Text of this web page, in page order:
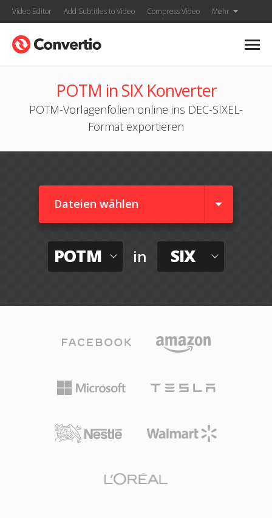
Video Editor Add Subtitles to Video Compress Video Mehr
POTM in SIX Konverter
POTM-Vorlagenfolien online ins DEC-SIXEL-
Format exportieren
Dateien wählen
POTM in SIX